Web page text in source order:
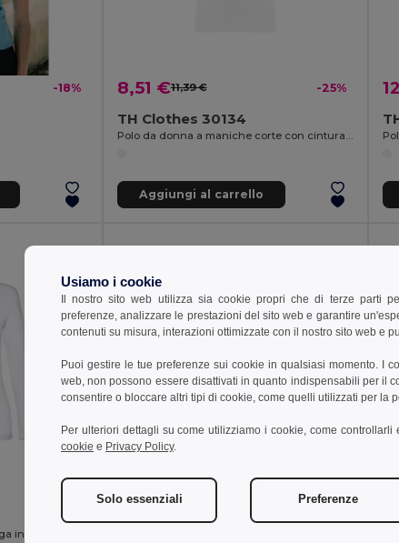
-18% 8,51 €11,39 € -25%
TH Clothes 30134
Aggiungi al carrello
-28% 9,87 € 13,60 €
TH Clothes 30175
Usiamo i cookie
Il nostro sito web utilizza sia cookie propri che di terze parti
preferenze, analizzare le prestazioni del sito web e garantire
contenuti su misura, interazioni ottimizzate con il nostro sito web e
Puoi gestire le tue preferenze sui cookie in qualsiasi momento. I
web, non possono essere disattivati in quanto indispensabili per il
consentire o bloccare altri tipi di cookie, come quelli utilizzati per la
Per ulteriori dettagli su come utilizziamo i cookie, come
cookie e Privacy Policy.
Solo essenziali Preferenze